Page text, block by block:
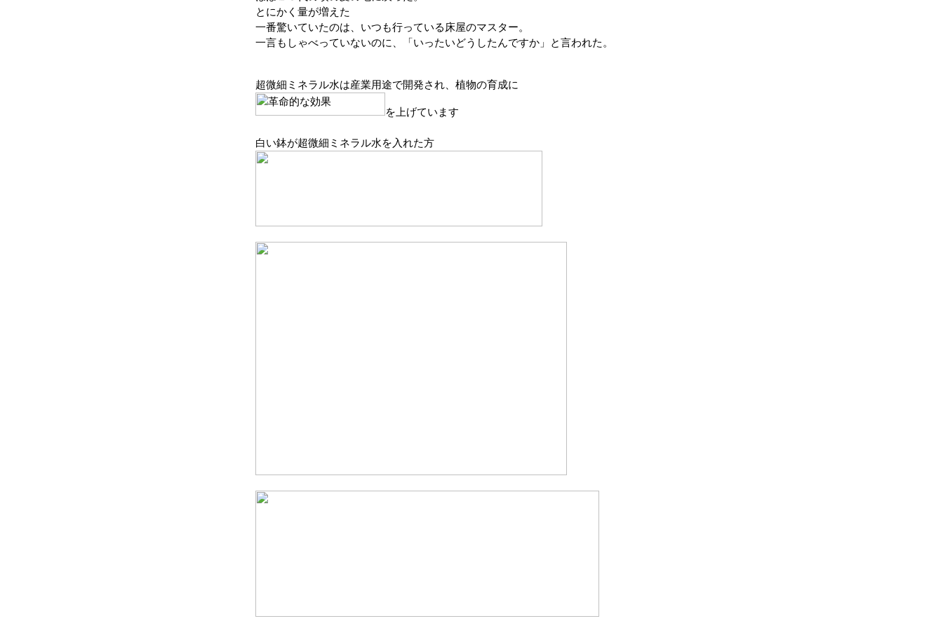
とにかく量が増えた
一番驚いていたのは、いつも行っている床屋のマスター。
一言もしゃべっていないのに、「いったいどうしたんですか」と言われた。
超微細ミネラル水は産業用途で開発され、植物の育成に
を上げています
白い鉢が超微細ミネラル水を入れた方